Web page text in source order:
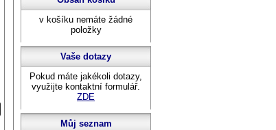
v košíku nemáte žádné
položky
Vaše dotazy
Pokud máte jakékoli dotazy,
využijte kontaktní formulář.
ZDE
Můj seznam